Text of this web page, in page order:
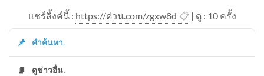
แชร์ลิ้งค์นี้ : https://ด่วน.com/zgxw8d 📋 | ดู : 10ครั้ง
คำค้นหา.
ดูข่าวอื่น.